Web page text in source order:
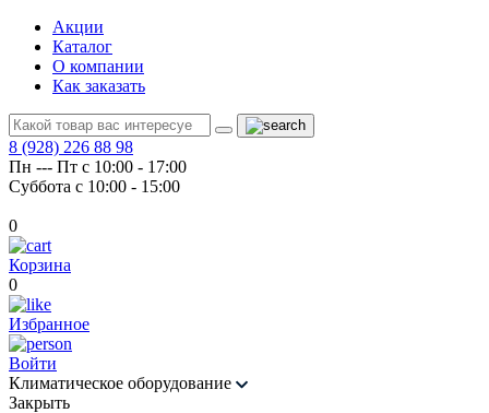
Акции
Каталог
О компании
Как заказать
8 (928) 226 88 98
Пн --- Пт с 10:00 - 17:00
Суббота с 10:00 - 15:00
0
Корзина
0
Избранное
Войти
Климатическое оборудование
Закрыть